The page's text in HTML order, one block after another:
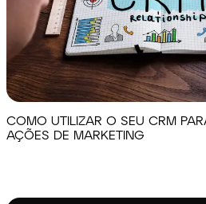
COMO UTILIZAR O SEU CRM
AÇÕES DE MARKETING